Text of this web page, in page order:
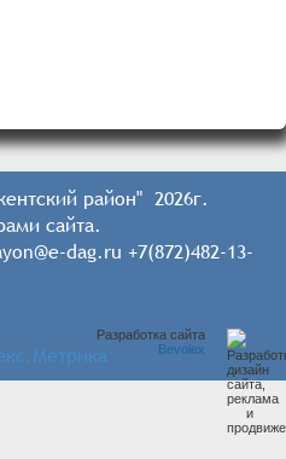
район" 2026г.
сайта.
dag.ru +7(872)482-13-
Разработка сайта
Bevolex